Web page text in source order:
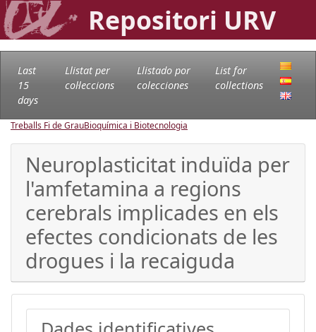
Repositori URV
Last
15
days
Llistat per
col·leccions
Llistado por
colecciones
List for
collections
Treballs Fi de GrauBioquímica i Biotecnologia
Neuroplasticitat induïda per
l'amfetamina a regions
cerebrals implicades en els
efectes condicionats de les
drogues i la recaiguda